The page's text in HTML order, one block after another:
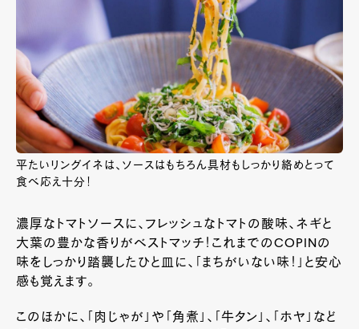
平たいリングイネは、ソースはもちろん具材もしっかり絡めとって
食べ応え十分！
濃厚なトマトソースに、フレッシュなトマトの酸味、ネギと
大葉の豊かな香りがベストマッチ！これまでのCOPINの
味をしっかり踏襲したひと皿に、「まちがいない味！」と安心
感も覚えます。
このほかに、「肉じゃが」や「角煮」、「牛タン」、「ホヤ」など